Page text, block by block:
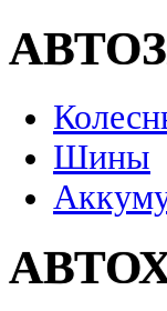
Шины